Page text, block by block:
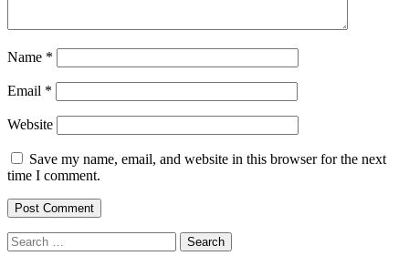
Name *
Email *
Website
Save my name, email, and website in this browser for the next
time I comment.
Search
for: